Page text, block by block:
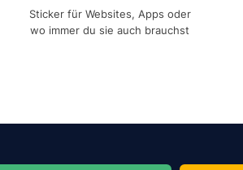
Sticker für Websites, Apps oder
wo immer du sie auch brauchst